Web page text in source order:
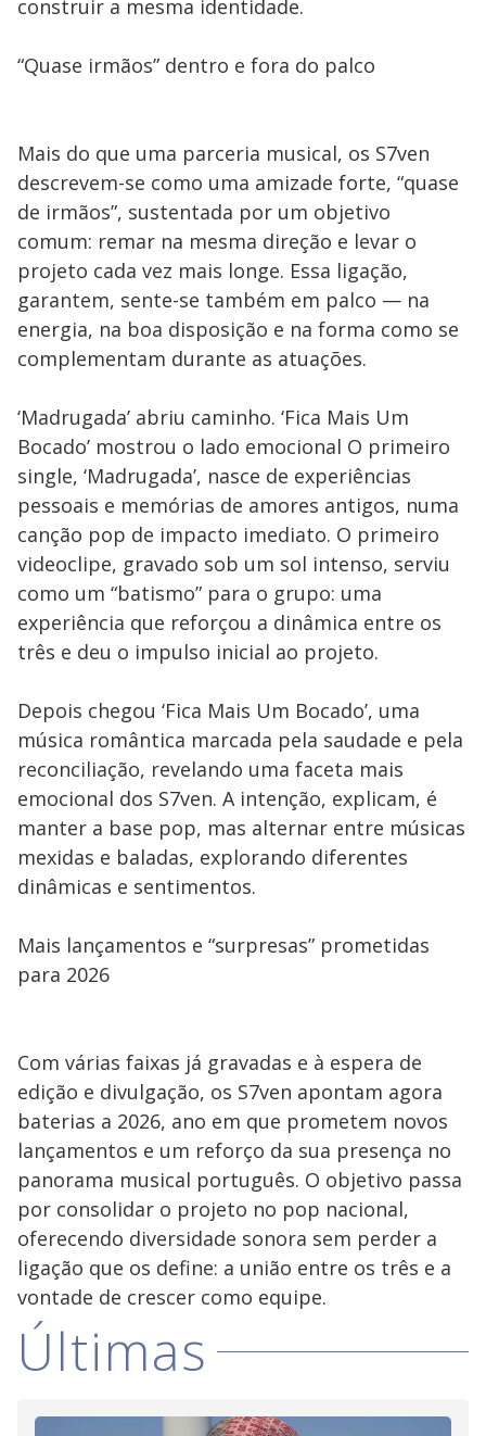
construir a mesma identidade.
“Quase irmãos” dentro e fora do palco
Mais do que uma parceria musical, os S7ven
descrevem-se como uma amizade forte, “quase
de irmãos”, sustentada por um objetivo
comum: remar na mesma direção e levar o
projeto cada vez mais longe. Essa ligação,
garantem, sente-se também em palco — na
energia, na boa disposição e na forma como se
complementam durante as atuações.
‘Madrugada’ abriu caminho. ‘Fica Mais Um
Bocado’ mostrou o lado emocional O primeiro
single, ‘Madrugada’, nasce de experiências
pessoais e memórias de amores antigos, numa
canção pop de impacto imediato. O primeiro
videoclipe, gravado sob um sol intenso, serviu
como um “batismo” para o grupo: uma
experiência que reforçou a dinâmica entre os
três e deu o impulso inicial ao projeto.
Depois chegou ‘Fica Mais Um Bocado’, uma
música romântica marcada pela saudade e pela
reconciliação, revelando uma faceta mais
emocional dos S7ven. A intenção, explicam, é
manter a base pop, mas alternar entre músicas
mexidas e baladas, explorando diferentes
dinâmicas e sentimentos.
Mais lançamentos e “surpresas” prometidas
para 2026
Com várias faixas já gravadas e à espera de
edição e divulgação, os S7ven apontam agora
baterias a 2026, ano em que prometem novos
lançamentos e um reforço da sua presença no
panorama musical português. O objetivo passa
por consolidar o projeto no pop nacional,
oferecendo diversidade sonora sem perder a
ligação que os define: a união entre os três e a
vontade de crescer como equipe.
Últimas